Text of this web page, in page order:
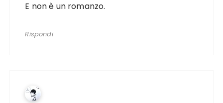
E non è un romanzo.
Rispondi